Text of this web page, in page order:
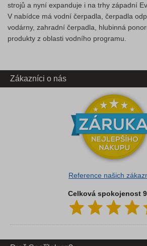
strojů a nyní expanduje i na trhy západní
V nabídce má vodní čerpadla, čerpadla
vodárny, zahradní čerpadla, hlubinná
produkty z oblasti vodního programu.
Zákazníci o nás
Reference našich
Celková spokojenost